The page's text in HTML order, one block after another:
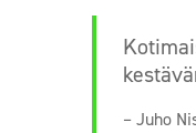
– Juho